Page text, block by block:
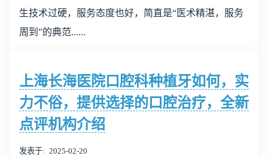
生技术过硬，服务态度也好，简直是“医术精湛，服务
周到”的典范......
上海长海医院口腔科种植牙如何，实
力不俗，提供选择的口腔治疗，全新
点评机构介绍
发表于 2025-02-20